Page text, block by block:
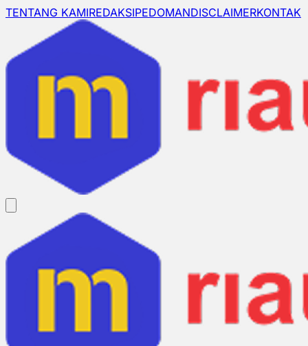
TENTANG KAMIREDAKSIPEDOMANDISCLAIMERKONTAK